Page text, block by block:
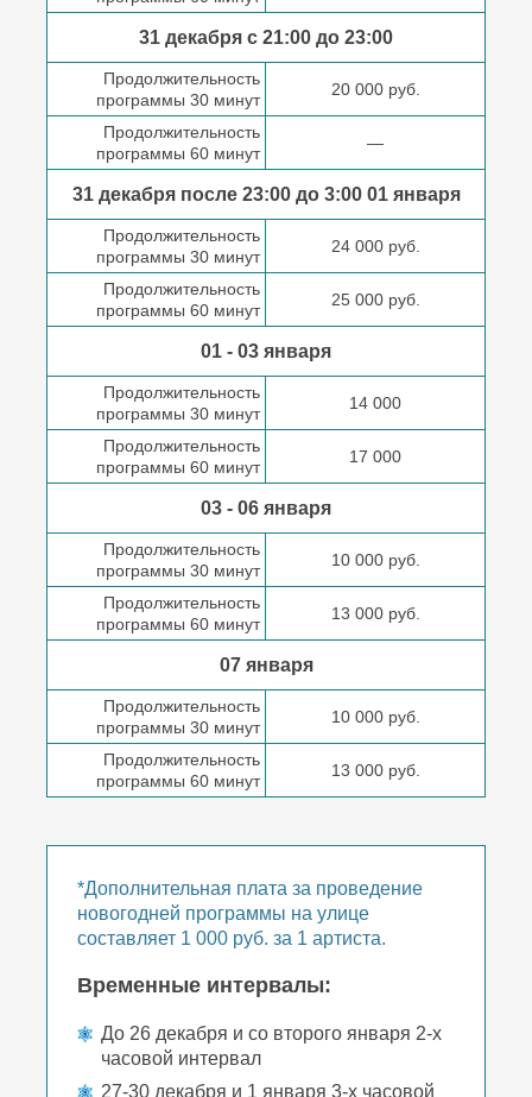
31 декабря с 21:00 до 23:00
Продолжительность
программы 30 минут
20 000 руб.
Продолжительность
программы 60 минут
—
31 декабря после23:00 до 3:0001 января
Продолжительность
программы 30 минут
24 000 руб.
Продолжительность
программы 60 минут
25 000 руб.
01 - 03 января
Продолжительность
программы 30 минут
14 000
Продолжительность
программы 60 минут
17 000
03 - 06 января
Продолжительность
программы 30 минут
10 000 руб.
Продолжительность
программы 60 минут
13 000 руб.
07 января
Продолжительность
программы 30 минут
10 000 руб.
Продолжительность
программы 60 минут
13 000 руб.
*Дополнительная плата за проведение
новогодней программы на улице
составляет 1 000 руб. за 1 артиста.
Временные интервалы:
До 26 декабря и со второго января 2-х
часовой интервал
27-30 декабря и 1 января 3-х часовой